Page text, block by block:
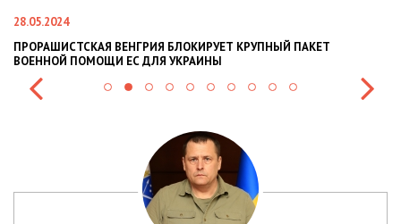
28.05.2024
ПРОРАШИСТСКАЯ ВЕНГРИЯ БЛОКИРУЕТ КРУПНЫЙ ПАКЕТ
ВОЕННОЙ ПОМОЩИ ЕС ДЛЯ УКРАИНЫ